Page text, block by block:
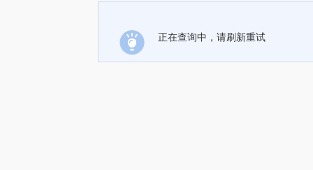
正在查询中，请刷新重试